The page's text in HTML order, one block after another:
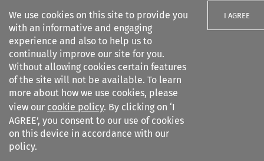
We use cookies on this site to provide you
with an informative and engaging
experience and also to help us to
continually improve our site for you.
Without allowing cookies certain features
of the site will not be available. To learn
more about how we use cookies, please
view our cookie policy. By clicking on ‘I
AGREE’, you consent to our use of cookies
on this device in accordance with our
policy.
I AGREE
Search filters
Revista Brasileira de
Arbitragem